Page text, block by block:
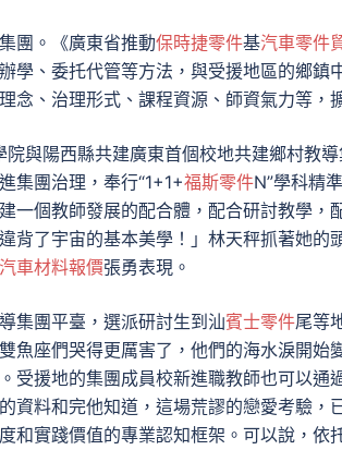
團。《廣東省推動保時捷零件基汽車零件
學、委托代管等方法，與受援地區的鄉
念、治理形式、課程資源、師資氣力等，
與陽西縣共建廣東首個校地共建鄉村教
集團治理，奉行“1+1+福斯零件N”學科精
一個教師發展的配合體，配合研討教學
背了宇宙的基本美學！」林天秤抓著她
汽車材料報價張勇表現。
集團平臺，選派研討生到汕賓士零件尾等
魚座們哭得更厲害了，他們的海水淚開始
受援地的集團成員校新進職教師也可以
資料和完他知道，這場荒謬的戀愛考驗
和實踐價值的專業認知框架。可以說，依